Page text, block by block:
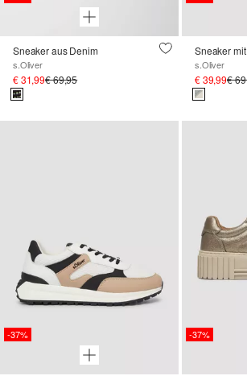
Sneaker aus Denim
s.Oliver
€ 31,99€ 69,95
Sneaker
s.Oliver
€ 39,99€
-37% -37%